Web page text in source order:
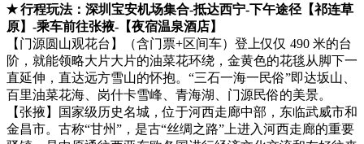
✭ 行程玩法：深圳宝安机场集合-抵达西宁-下午途径【祁连草
原】-乘车前往张掖-【夜宿温泉酒店】
【门源圆山观花台】（含门票+区间车）登上仅仅 490 米的台
阶，就能领略大片大片的油菜花环绕，金黄色的花毯从脚下一
直延伸，直达远方雪山的怀抱。“三石一海一民俗”即达坂山、
百里油菜花海、岗什卡雪峰、青海湖、门源民俗的美景。
【张掖】国家级历史名城，位于河西走廊中部，东临武威市和
金昌市。古称“甘州”，是古“丝绸之路”上进入河西走廊的重要